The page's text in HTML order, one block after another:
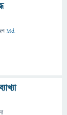
Md.